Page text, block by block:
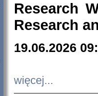
Research
Research
19.06.2026
więcej...